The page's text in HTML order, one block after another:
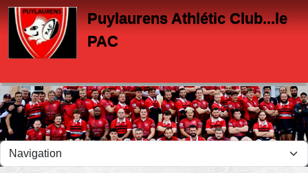
Puylaurens Athlétic Club...le
PAC
Panneau de gestion des cookies